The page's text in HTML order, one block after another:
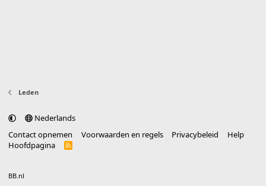
Leden
Nederlands
Contact opnemen
Voorwaarden en regels Privacybeleid
Help
Hoofdpagina
R
BB.nl